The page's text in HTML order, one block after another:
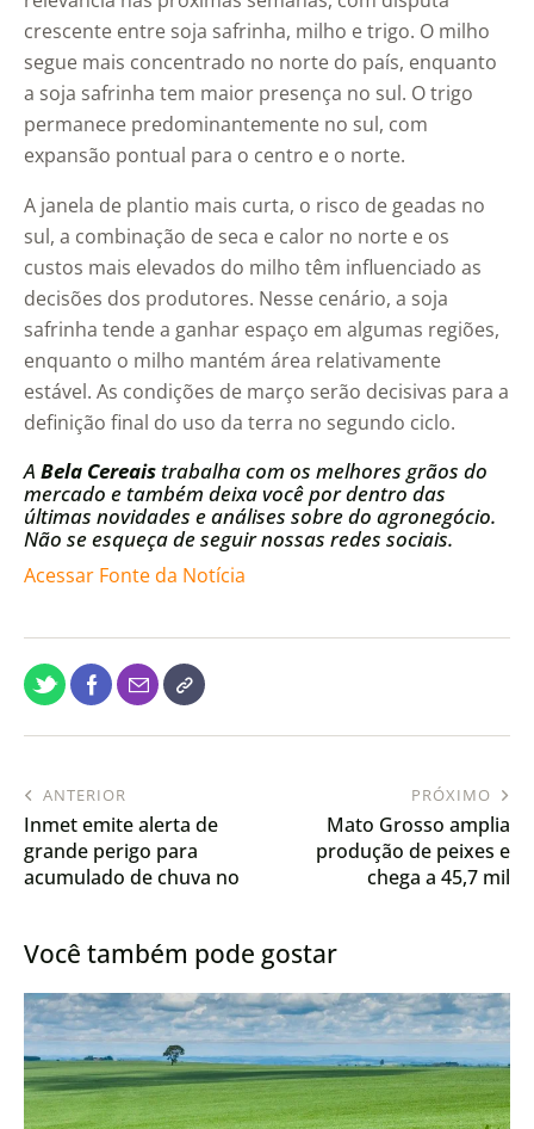
crescente entre soja safrinha, milho e trigo. O milho
segue mais concentrado no norte do país, enquanto
a soja safrinha tem maior presença no sul. O trigo
permanece predominantemente no sul, com
expansão pontual para o centro e o norte.
A janela de plantio mais curta, o risco de geadas no
sul, a combinação de seca e calor no norte e os
custos mais elevados do milho têm influenciado as
decisões dos produtores. Nesse cenário, a soja
safrinha tende a ganhar espaço em algumas regiões,
enquanto o milho mantém área relativamente
estável. As condições de março serão decisivas para a
definição final do uso da terra no segundo ciclo.
A Bela Cereais trabalha com os melhores grãos do
mercado e também deixa você por dentro das
últimas novidades e análises sobre do agronegócio.
Não se esqueça de seguir nossas redes sociais.
Acessar Fonte da Notícia
ANTERIOR
Inmet emite alerta de
grande perigo para
acumulado de chuva no
PRÓXIMO
Mato Grosso amplia
produção de peixes e
chega a 45,7 mil
Você também pode gostar